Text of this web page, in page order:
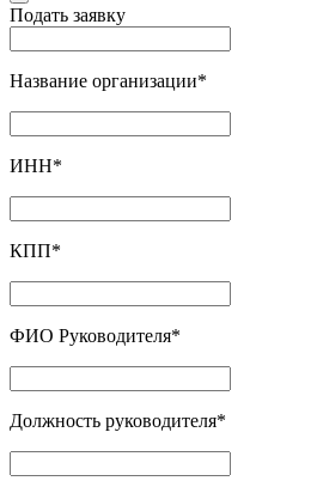
Подать заявку
Название организации*
ИНН*
КПП*
ФИО Руководителя*
Должность руководителя*